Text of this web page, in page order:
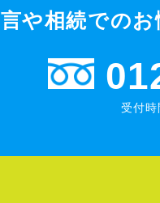
や相続での
受付